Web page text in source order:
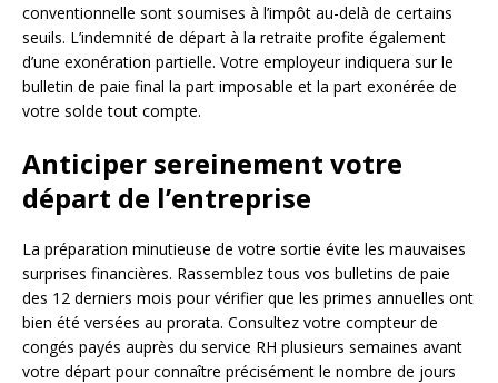
conventionnelle sont soumises à l’impôt au-delà de certains
seuils. L’indemnité de départ à la retraite profite également
d’une exonération partielle. Votre employeur indiquera sur le
bulletin de paie final la part imposable et la part exonérée de
votre solde tout compte.
Anticiper sereinement votre
départ de l’entreprise
La préparation minutieuse de votre sortie évite les mauvaises
surprises financières. Rassemblez tous vos bulletins de paie
des 12 derniers mois pour vérifier que les primes annuelles ont
bien été versées au prorata. Consultez votre compteur de
congés payés auprès du service RH plusieurs semaines avant
votre départ pour connaître précisément le nombre de jours